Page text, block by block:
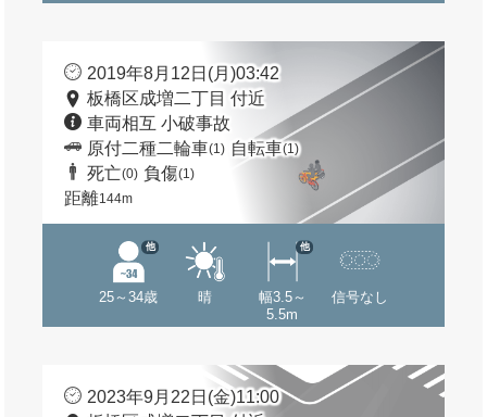
2019年8月12日(月)03:42
板橋区成増二丁目 付近
車両相互 小破事故
原付二種二輪車(1) 自転車(1)
死亡(0) 負傷(1)
距離144m
25～34歳
他
晴
幅3.5～
5.5m
他
信号なし
2023年9月22日(金)11:00